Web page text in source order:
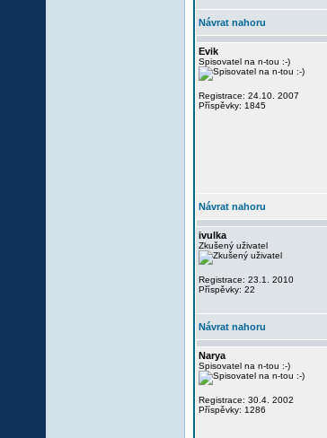
Návrat nahoru
Evik
Spisovatel na n-tou :-)
Registrace: 24.10. 2007
Příspěvky: 1845
Návrat nahoru
ivulka
Zkušený uživatel
Registrace: 23.1. 2010
Příspěvky: 22
Návrat nahoru
Narya
Spisovatel na n-tou :-)
Registrace: 30.4. 2002
Příspěvky: 1286